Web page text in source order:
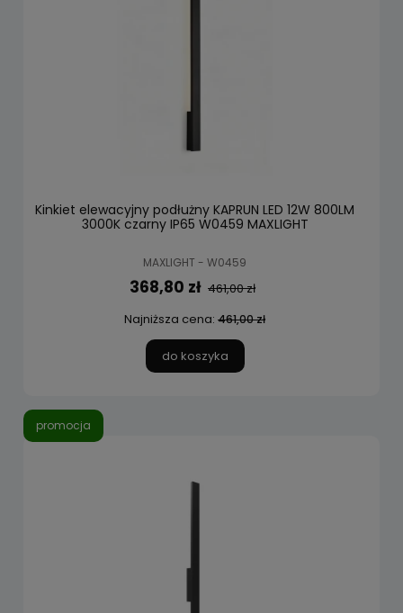
Kinkiet elewacyjny podłużny KAPRUN LED 12W 800LM
3000K czarny IP65 W0459 MAXLIGHT
MAXLIGHT - W0459
368,80 zł 461,00 zł
Najniższa cena: 461,00 zł
do koszyka
promocja